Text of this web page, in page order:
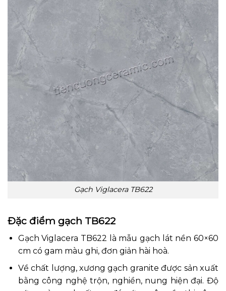
Gạch Viglacera TB622
Đặc điểm gạch TB622
Gạch Viglacera TB622 là mẫu gạch lát nền 60×60
cm có gam màu ghi, đơn giản hài hoà.
Về chất lượng, xương gạch granite được sản xuất
bằng công nghệ trộn, nghiền, nung hiện đại. Độ